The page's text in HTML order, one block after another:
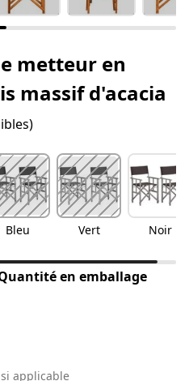
metteur en
massif d'acacia
Bleu Vert Noir
en emballage
applicable